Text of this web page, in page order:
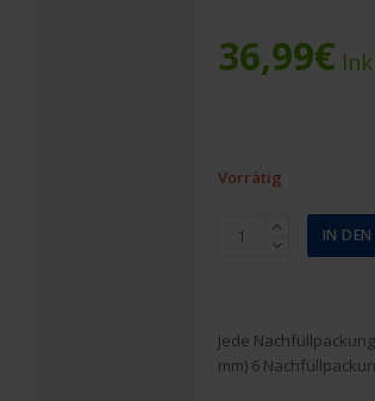
36,99€
Vorrätig
Salvequick
Nachfüllpackung
IN DEN
Jede
mm) 6